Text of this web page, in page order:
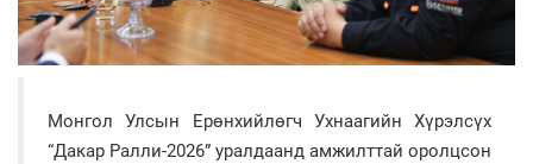
Монгол Улсын Ерөнхийлөгч Ухнаагийн Хүрэлсүх
“Дакар Ралли-2026” уралдаанд амжилттай оролцсон